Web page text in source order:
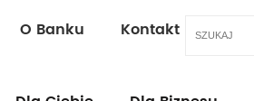
O Banku Kontakt